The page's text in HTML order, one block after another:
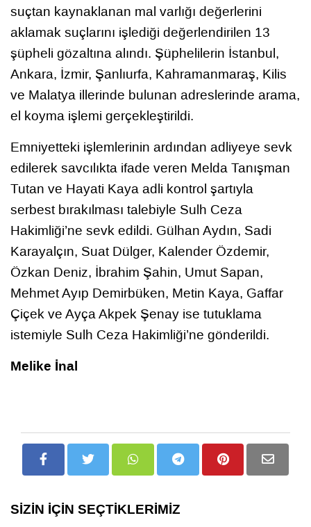
suçtan kaynaklanan mal varlığı değerlerini
aklamak suçlarını işlediği değerlendirilen 13
şüpheli gözaltına alındı. Şüphelilerin İstanbul,
Ankara, İzmir, Şanlıurfa, Kahramanmaraş, Kilis
ve Malatya illerinde bulunan adreslerinde arama,
el koyma işlemi gerçekleştirildi.
Emniyetteki işlemlerinin ardından adliyeye sevk
edilerek savcılıkta ifade veren Melda Tanışman
Tutan ve Hayati Kaya adli kontrol şartıyla
serbest bırakılması talebiyle Sulh Ceza
Hakimliği’ne sevk edildi. Gülhan Aydın, Sadi
Karayalçın, Suat Dülger, Kalender Özdemir,
Özkan Deniz, İbrahim Şahin, Umut Sapan,
Mehmet Ayıp Demirbüken, Metin Kaya, Gaffar
Çiçek ve Ayça Akpek Şenay ise tutuklama
istemiyle Sulh Ceza Hakimliği’ne gönderildi.
Melike İnal
SİZİN İÇİN SEÇTİKLERİMİZ